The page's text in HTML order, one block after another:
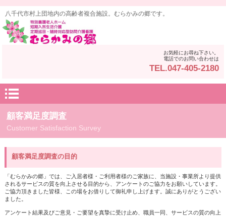
八千代市村上団地内の高齢者複合施設。むらかみの郷です。
お気軽にお尋ね下さい。
電話でのお問い合わせは
TEL.047-405-2180
顧客満足度調査
Customer Satisfaction Survey
顧客満足度調査の目的
「むらかみの郷」では、ご入居者様・ご利用者様のご家族に、当施設・事業所より提供
されるサービスの質を向上させる目的から、アンケートのご協力をお願いしています。
ご協力頂きました皆様、この場をお借りして御礼申し上げます。誠にありがとうござい
ました。
アンケート結果及びご意見・ご要望を真摯に受け止め、職員一同、サービスの質の向上